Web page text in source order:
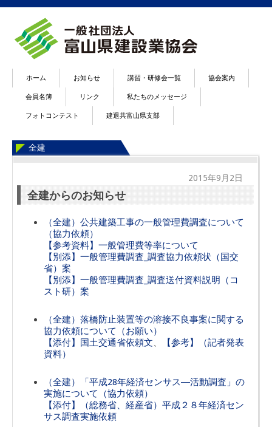
ホーム お知らせ 講習・研修会一覧 協会案内
会員名簿 リンク 私たちのメッセージ
フォトコンテスト 建退共富山県支部
全建
2015年9月2日
全建からのお知らせ
（全建）公共建築工事の一般管理費調査について
（協力依頼）
【参考資料】一般管理費等率について
【別添】一般管理費調査_調査協力依頼状（国交
省）案
【別添】一般管理費調査_調査送付資料説明（コ
スト研）案
（全建）落橋防止装置等の溶接不良事案に関する
協力依頼について（お願い）
【添付】国土交通省依頼文、
【参考】（記者発表
資料）
（全建）「平成28年経済センサス―活動調査」の
実施について（協力依頼）
【添付】（総務省、経産省）平成２８年経済セン
サス調査実施依頼